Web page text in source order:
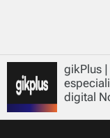
gikPlus
digital